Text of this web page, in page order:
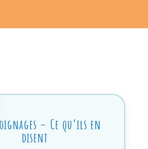
– Ce qu’ils en
disent